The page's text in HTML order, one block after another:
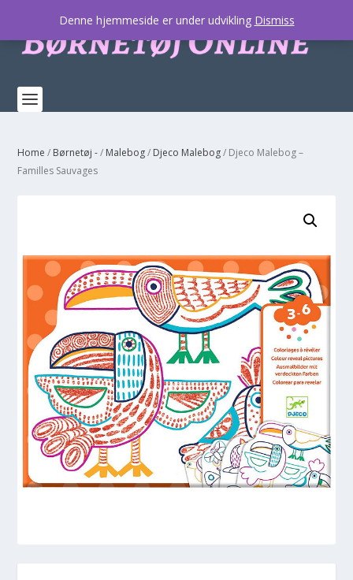
Home / Børnetøj -/ Malebog/ Djeco Malebog/ Djeco Malebog –
Familles Sauvages
Denne hjemmeside er under udvikling Dismiss